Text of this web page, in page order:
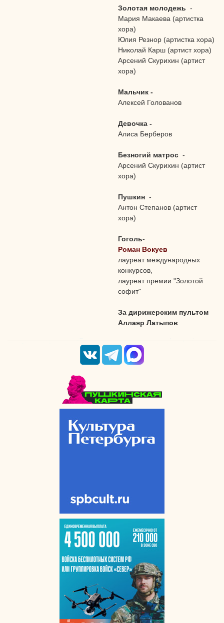
Золотая молодежь -
Мария Макаева (артистка
хора)
Юлия Резнор (артистка хора)
Николай Карш (артист хора)
Арсений Скурихин (артист
хора)
Мальчик -
Алексей Голованов
Девочка -
Алиса Берберов
Безногий матрос -
Арсений Скурихин (артист
хора)
Пушкин -
Антон Степанов (артист
хора)
Гоголь-
Роман Вокуев
лауреат международных
конкурсов,
лауреат премии "Золотой
софит"
За дирижерским пультом
Аллаяр Латыпов